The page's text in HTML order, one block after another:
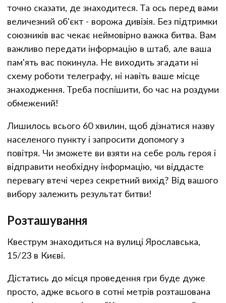
точно сказати, де знаходитеся. Та ось перед вами
величезний об'єкт - ворожа дивізія. Без підтримки
союзників вас чекає неймовірно важка битва. Вам
важливо передати інформацію в штаб, але ваша
пам'ять вас покинула. Не виходить згадати ні
схему роботи телеграфу, ні навіть ваше місце
знаходження. Треба поспішити, бо час на роздуми
обмежений!
Лишилось всього 60 хвилин, щоб дізнатися назву
населеного пункту і запросити допомогу з
повітря. Чи зможете ви взяти на себе роль героя і
відправити необхідну інформацію, чи віддасте
перевагу втечі через секретний вихід? Від вашого
вибору залежить результат битви!
Розташування
Квеструм знаходиться на вулиці Ярославська,
15/23 в Києві.
Дістатись до місця проведення гри буде дуже
просто, адже всього в сотні метрів розташована